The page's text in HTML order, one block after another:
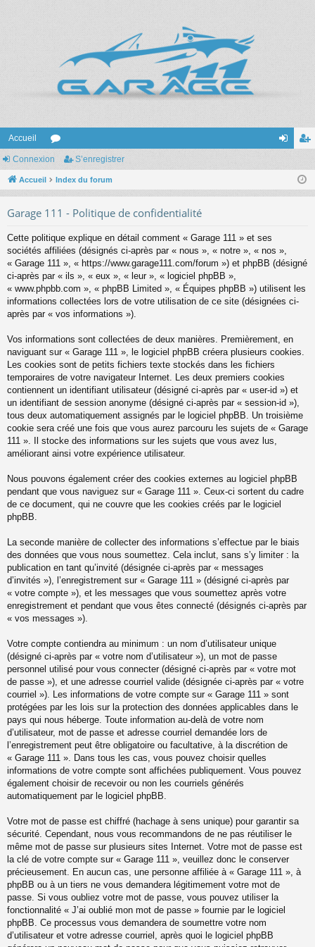
Accueil
or
u nr
r
Connexion S’enregistrer
Accueil Index du forum
Garage 111 - Politique de confidentialité
Cette politique explique en détail comment « Garage 111 » et ses
sociétés affiliées (désignés ci-après par « nous », « notre », « nos »,
« Garage 111 », « https://www.garage111.com/forum ») et phpBB (désigné
ci-après par « ils », « eux », « leur », « logiciel phpBB »,
« www.phpbb.com », « phpBB Limited », « Équipes phpBB ») utilisent les
informations collectées lors de votre utilisation de ce site (désignées ci-
après par « vos informations »).
Vos informations sont collectées de deux manières. Premièrement, en
naviguant sur « Garage 111 », le logiciel phpBB créera plusieurs cookies.
Les cookies sont de petits fichiers texte stockés dans les fichiers
temporaires de votre navigateur Internet. Les deux premiers cookies
contiennent un identifiant utilisateur (désigné ci-après par « user-id ») et
un identifiant de session anonyme (désigné ci-après par « session-id »),
tous deux automatiquement assignés par le logiciel phpBB. Un troisième
cookie sera créé une fois que vous aurez parcouru les sujets de « Garage
111 ». Il stocke des informations sur les sujets que vous avez lus,
améliorant ainsi votre expérience utilisateur.
Nous pouvons également créer des cookies externes au logiciel phpBB
pendant que vous naviguez sur « Garage 111 ». Ceux-ci sortent du cadre
de ce document, qui ne couvre que les cookies créés par le logiciel
phpBB.
La seconde manière de collecter des informations s’effectue par le biais
des données que vous nous soumettez. Cela inclut, sans s’y limiter : la
publication en tant qu’invité (désignée ci-après par « messages
d’invités »), l’enregistrement sur « Garage 111 » (désigné ci-après par
« votre compte »), et les messages que vous soumettez après votre
enregistrement et pendant que vous êtes connecté (désignés ci-après par
« vos messages »).
Votre compte contiendra au minimum : un nom d’utilisateur unique
(désigné ci-après par « votre nom d’utilisateur »), un mot de passe
personnel utilisé pour vous connecter (désigné ci-après par « votre mot
de passe »), et une adresse courriel valide (désignée ci-après par « votre
courriel »). Les informations de votre compte sur « Garage 111 » sont
protégées par les lois sur la protection des données applicables dans le
pays qui nous héberge. Toute information au-delà de votre nom
d’utilisateur, mot de passe et adresse courriel demandée lors de
l’enregistrement peut être obligatoire ou facultative, à la discrétion de
« Garage 111 ». Dans tous les cas, vous pouvez choisir quelles
informations de votre compte sont affichées publiquement. Vous pouvez
également choisir de recevoir ou non les courriels générés
automatiquement par le logiciel phpBB.
Votre mot de passe est chiffré (hachage à sens unique) pour garantir sa
sécurité. Cependant, nous vous recommandons de ne pas réutiliser le
même mot de passe sur plusieurs sites Internet. Votre mot de passe est
la clé de votre compte sur « Garage 111 », veuillez donc le conserver
précieusement. En aucun cas, une personne affiliée à « Garage 111 », à
phpBB ou à un tiers ne vous demandera légitimement votre mot de
passe. Si vous oubliez votre mot de passe, vous pouvez utiliser la
fonctionnalité « J’ai oublié mon mot de passe » fournie par le logiciel
phpBB. Ce processus vous demandera de soumettre votre nom
d’utilisateur et votre adresse courriel, après quoi le logiciel phpBB